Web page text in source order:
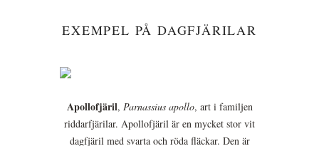
EXEMPEL PÅ DAGFJÄRILAR
Apollofjäril, Parnassius apollo, art i familjen
riddarfjärilar. Apollofjäril är en mycket stor vit
dagfjäril med svarta och röda fläckar. Den är